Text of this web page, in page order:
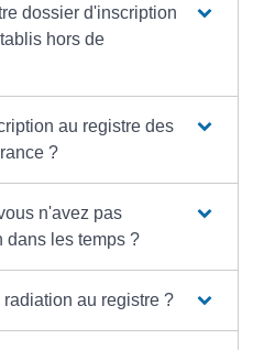
dossier d'inscription
hors de
au registre des
?
n'avez pas
dans les temps ?
au registre ?